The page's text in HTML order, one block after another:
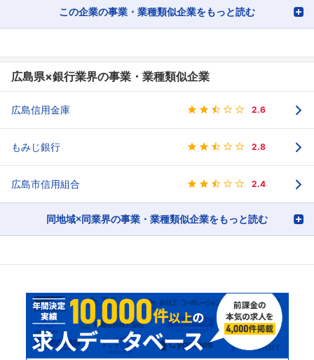
この企業の事業・業種類似企業をもっと読む
広島県×銀行業界の事業・業種類似企業
広島信用金庫 2.6
もみじ銀行 2.8
広島市信用組合 2.4
同地域×同業界の事業・業種類似企業をもっと読む